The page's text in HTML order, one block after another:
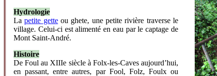
Hydrologie
Lapetite getteou ghete, une petite rivière traverse le
village. Celui-ci est alimenté en eau par le captage de
Mont Saint-André.
Histoire
De Foul au XIIIe siècle à Folx-les-Caves aujourd’hui,
en passant, entre autres, par Fool, Folz, Foulx ou